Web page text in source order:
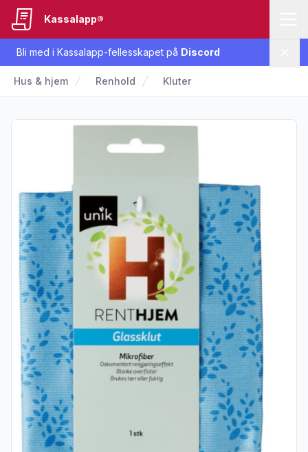
Bli med i Kassalapp-fellesskapet på Discord
Kassalapp®
Hus & hjem Renhold Kluter